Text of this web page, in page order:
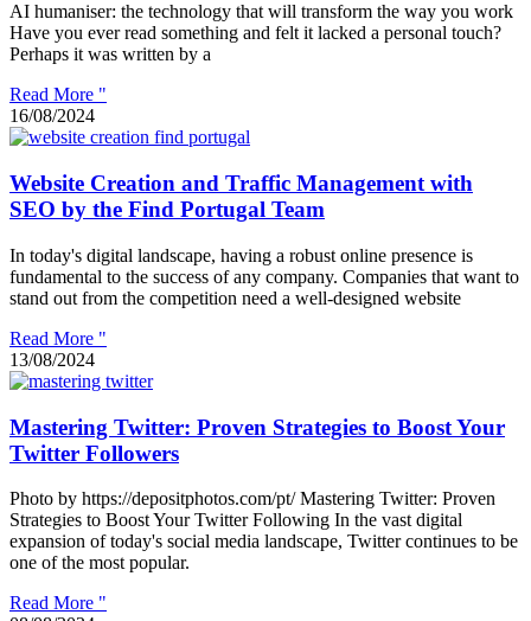
AI humaniser: the technology that will transform the way you work
Have you ever read something and felt it lacked a personal touch?
Perhaps it was written by a
Read More "
16/08/2024
Website Creation and Traffic Management with
SEO by the Find Portugal Team
In today's digital landscape, having a robust online presence is
fundamental to the success of any company. Companies that want to
stand out from the competition need a well-designed website
Read More "
13/08/2024
Mastering Twitter: Proven Strategies to Boost Your
Twitter Followers
Photo by https://depositphotos.com/pt/ Mastering Twitter: Proven
Strategies to Boost Your Twitter Following In the vast digital
expansion of today's social media landscape, Twitter continues to be
one of the most popular.
Read More "